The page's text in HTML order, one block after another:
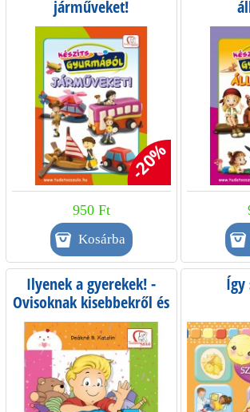
járműveket!
-20%
950 Ft
Ilyenek a gyerekek! -
Ovisoknak kisebbekről és
önmagukról
Így